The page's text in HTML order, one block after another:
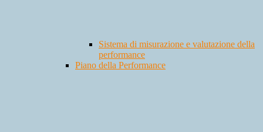
Sistema di misurazione e valutazione della
performance
Piano della Performance